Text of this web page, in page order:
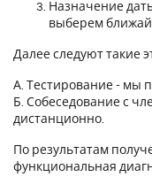
Назначение
выберем
Далее следуют такие
А. Тестирование - мы
Б. Собеседование с
дистанционно.
По результатам
функциональная